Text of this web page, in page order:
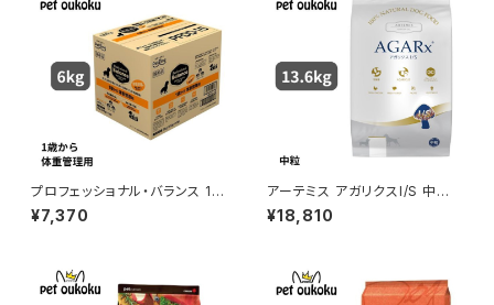
プロフェッショナル・バランス 1歳
から成犬用 体重管理 6kg
¥7,370
アーテミス アガリクスI/S 中粒 1
3.6kg
¥18,810